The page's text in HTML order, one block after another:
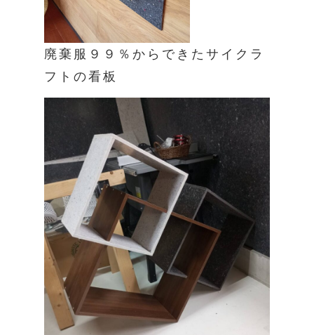
廃棄服９９％からできたサイクラ
フトの看板